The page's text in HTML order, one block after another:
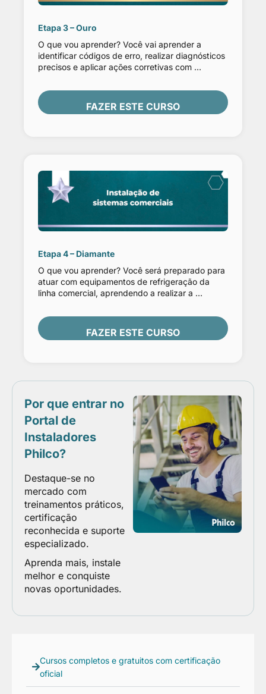
Etapa 3 – Ouro
O que vou aprender? Você vai aprender a
identificar códigos de erro, realizar diagnósticos
precisos e aplicar ações corretivas com …
FAZER ESTE CURSO
Etapa 4 – Diamante
O que vou aprender? Você será preparado para
atuar com equipamentos de refrigeração da
linha comercial, aprendendo a realizar a …
FAZER ESTE CURSO
Por que entrar no
Portal de
Instaladores
Philco?
Destaque-se no
mercado com
treinamentos práticos,
certificação
reconhecida e suporte
especializado.
Aprenda mais, instale
melhor e conquiste
novas oportunidades.
Cursos completos e gratuitos com certificação
oficial